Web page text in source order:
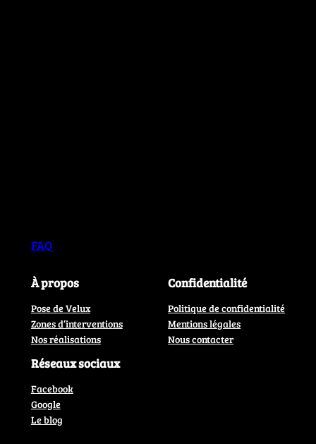
FAQ
À propos
Pose de Velux
Zones d’interventions
Nos réalisations
Confidentialité
Politique de confidentialité
Mentions légales
Nous contacter
Réseaux sociaux
Facebook
Google
Le blog